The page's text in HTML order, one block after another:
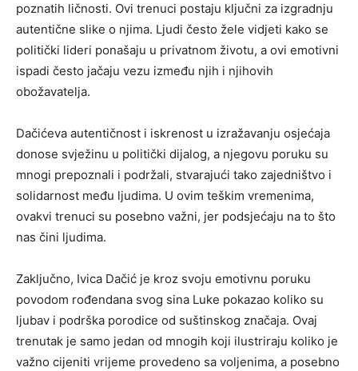
poznatih ličnosti. Ovi trenuci postaju ključni za izgradnju
autentične slike o njima. Ljudi često žele vidjeti kako se
politički lideri ponašaju u privatnom životu, a ovi emotivni
ispadi često jačaju vezu između njih i njihovih
obožavatelja.
Dačićeva autentičnost i iskrenost u izražavanju osjećaja
donose svježinu u politički dijalog, a njegovu poruku su
mnogi prepoznali i podržali, stvarajući tako zajedništvo i
solidarnost među ljudima. U ovim teškim vremenima,
ovakvi trenuci su posebno važni, jer podsjećaju na to što
nas čini ljudima.
Zaključno, Ivica Dačić je kroz svoju emotivnu poruku
povodom rođendana svog sina Luke pokazao koliko su
ljubav i podrška porodice od suštinskog značaja. Ovaj
trenutak je samo jedan od mnogih koji ilustriraju koliko je
važno cijeniti vrijeme provedeno sa voljenima, a posebno